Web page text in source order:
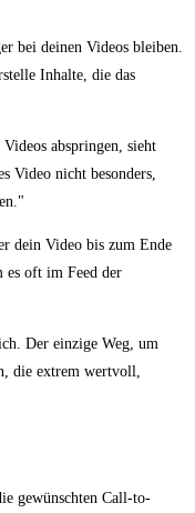
bei deinen Videos bleiben.
Inhalte, die das
abspringen, sieht
Video nicht besonders,
dein Video bis zum Ende
es oft im Feed der
Der einzige Weg, um
die extrem wertvoll,
gewünschten Call-to-